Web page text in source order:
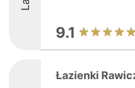
9.1
Łazienki